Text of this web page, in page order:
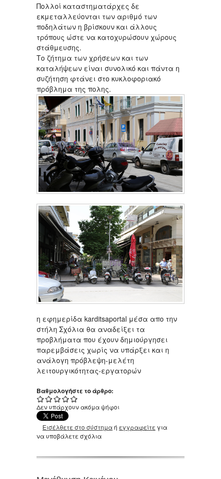
Πολλοί καταστηματάρχες δε
εκμεταλλεύονται των αριθμό των
ποδηλάτων η βρίσκουν και άλλους
τρόπους ώστε να κατοχυρώσουν χώρους
στάθμευσης.
Το ζήτημα των χρήσεων και των
καταλήψεων είναι συνολικό και πάντα η
συζήτηση φτάνει στο κυκλοφοριακό
πρόβλημα της πολης.
η εφημερίδα karditsaportal μέσα απο την
στήλη Σχόλια θα αναδείξει τα
προβλήματα που έχουν δημιούργησει
παρεμβάσεις χωρίς να υπάρξει και η
ανάλογη πρόβλεψη-μελέτη
λειτουργικότητας-εργατορών
Βαθμολογήστε το άρθρο:
Δεν υπάρχουν ακόμα ψήφοι
Εισέλθετε στο σύστημαή εγγραφείτε για
να υποβάλετε σχόλια